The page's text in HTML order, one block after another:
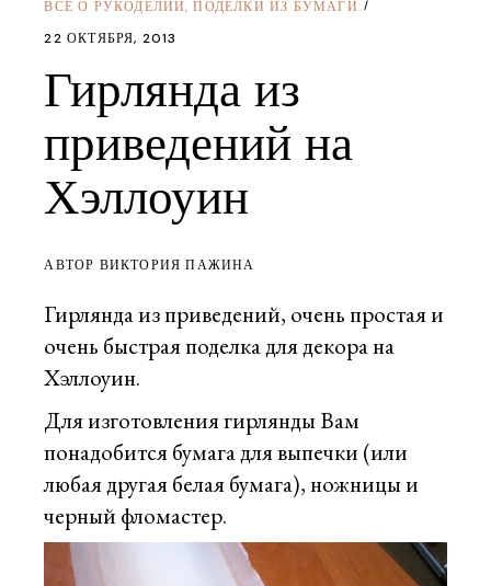
ВСЕ О РУКОДЕЛИИ,ПОДЕЛКИ ИЗ БУМАГИ
22 ОКТЯБРЯ, 2013
Гирлянда из
приведений на
Хэллоуин
АВТОР ВИКТОРИЯ ПАЖИНА
Гирлянда из приведений, очень простая и
очень быстрая поделка для декора на
Хэллоуин.
Для изготовления гирлянды Вам
понадобится бумага для выпечки (или
любая другая белая бумага), ножницы и
черный фломастер.